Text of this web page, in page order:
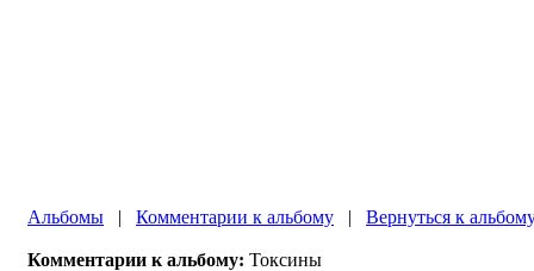
Альбомы | Комментарии к альбому | Вернуться к
Комментарии к альбому: Токсины